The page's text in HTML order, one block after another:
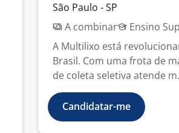
São Paulo - SP
A combinar
Ensino
A Multilixo está
Brasil. Com uma frota de
de coleta seletiva atende
Candidatar-me